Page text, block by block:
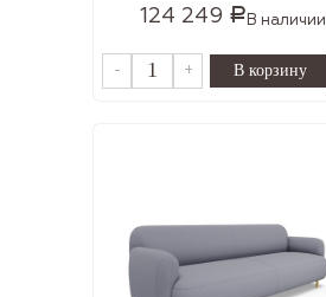
124 249 Р В наличии
- +